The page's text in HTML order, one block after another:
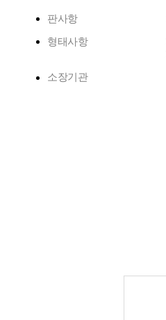
판사항
형태사항
소장기관